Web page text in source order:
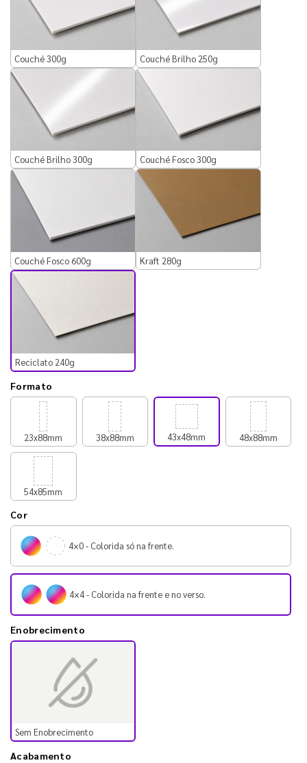
Couché 300g Couché Brilho 250g
Couché Brilho 300g Couché Fosco 300g
Couché Fosco 600g Kraft 280g
Reciclato 240g
Formato
23x88mm 38x88mm 43x48mm 48x88mm
54x85mm
Cor
4×0 - Colorida só na frente.
4×4 - Colorida na frente e no verso.
Enobrecimento
Sem Enobrecimento
Acabamento